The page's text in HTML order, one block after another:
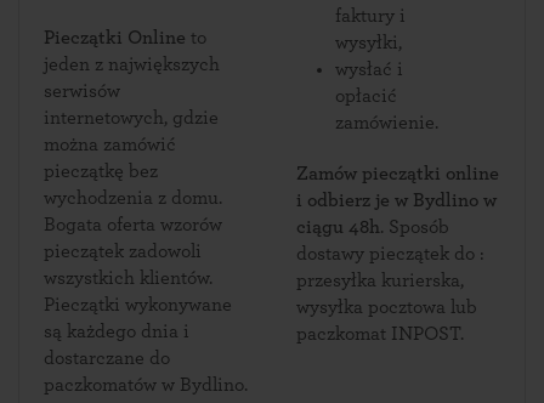
Pieczątki Online to
jeden z największych
serwisów
internetowych, gdzie
można zamówić
pieczątkę bez
wychodzenia z domu.
Bogata oferta wzorów
pieczątek zadowoli
wszystkich klientów.
Pieczątki wykonywane
są każdego dnia i
dostarczane do
paczkomatów w Bydlino.
faktury i
wysyłki,
wysłać i
opłacić
zamówienie.
Zamów pieczątki online
i odbierz je w Bydlino w
ciągu 48h. Sposób
dostawy pieczątek do :
przesyłka kurierska,
wysyłka pocztowa lub
paczkomat INPOST.